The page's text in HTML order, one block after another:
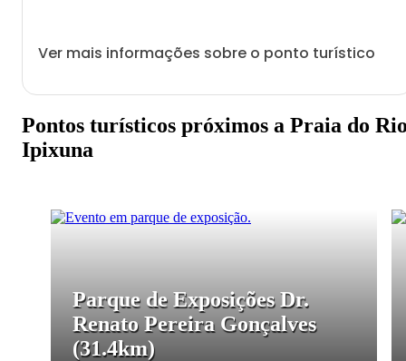
Ver mais informações sobre o ponto turístico
Pontos turísticos próximos a Praia do
Ipixuna
Parque de Exposições Dr.
Renato Pereira Gonçalves
(31.4km)